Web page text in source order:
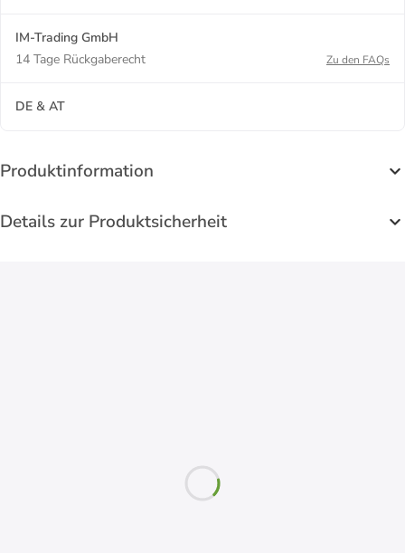
IM-Trading GmbH
14 Tage Rückgaberecht
Zu den FAQs
DE & AT
Produktinformation
Details zur Produktsicherheit